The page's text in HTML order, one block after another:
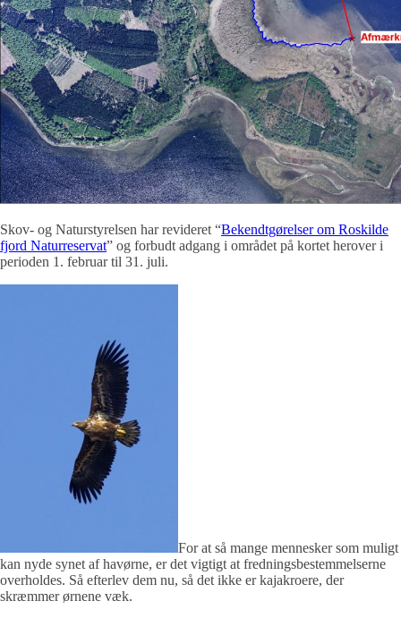
Skov- og Naturstyrelsen har revideret “Bekendtgørelser om Roskilde
fjord Naturreservat” og forbudt adgang i området på kortet herover i
perioden 1. februar til 31. juli.
For at så mange mennesker som muligt
kan nyde synet af havørne, er det vigtigt at fredningsbestemmelserne
overholdes. Så efterlev dem nu, så det ikke er kajakroere, der
skræmmer ørnene væk.